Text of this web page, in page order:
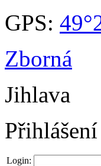
GPS:
Zborná
Jihlava
Přihlášení
Login: